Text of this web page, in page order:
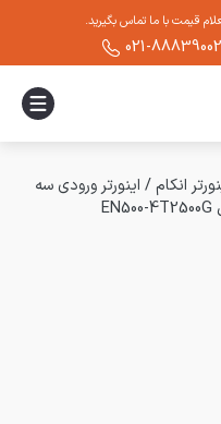
قیمت با ما تماس بگیرید.
021-88839002
انکام/ اینورتر ورودی سه